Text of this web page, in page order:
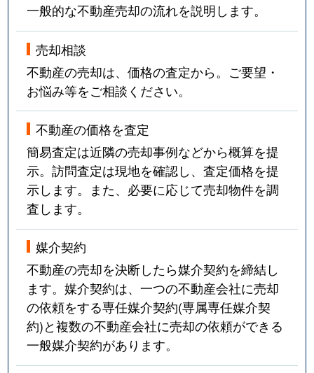
一般的な不動産売却の流れを説明します。
売却相談
不動産の売却は、価格の査定から。ご要望・
お悩み等をご相談ください。
不動産の価格を査定
簡易査定は近隣の売却事例などから概算を提
示。訪問査定は現地を確認し、査定価格を提
示します。また、必要に応じて売却物件を調
査します。
媒介契約
不動産の売却を決断したら媒介契約を締結し
ます。媒介契約は、一つの不動産会社に売却
の依頼をする専任媒介契約(専属専任媒介契
約)と複数の不動産会社に売却の依頼ができる
一般媒介契約があります。